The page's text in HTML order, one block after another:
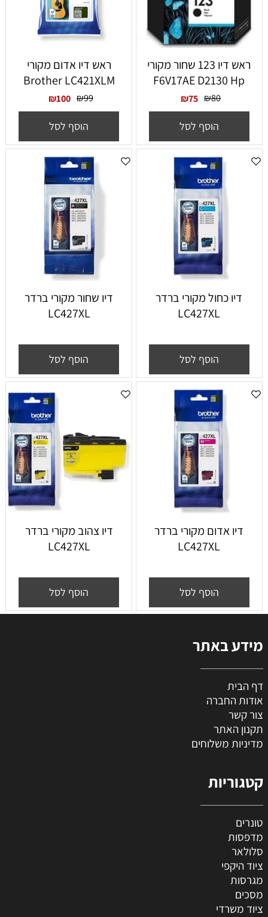
ראש דיו 123 שחור מקורי
F6V17AE D2130 Hp
₪80
₪75
הוסף לסל
‏ראש דיו אדום מקורי
Brother LC421XLM
₪99
₪100
הוסף לסל
דיו כחול מקורי ברדר
LC427XL
הוסף לסל
דיו שחור מקורי ברדר
LC427XL
הוסף לסל
דיו אדום מקורי ברדר
LC427XL
הוסף לסל
דיו צהוב מקורי ברדר
LC427XL
הוסף לסל
מידע באתר
דף הבית
אודות החברה
צור קשר
תקנון האתר
מדיניות משלוחים
קטגוריות
טונרים
מדפסות
סלולאר
ציוד היקפי
מגרסות
מסכים
ציוד משרדי